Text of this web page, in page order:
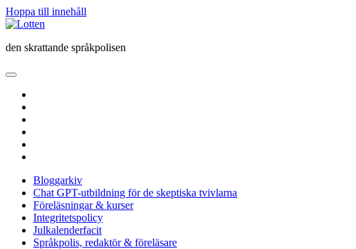
Hoppa till innehåll
Lotten
den skrattande språkpolisen
öppna
meny
Bloggarkiv
Chat GPT-utbildning för de skeptiska tvivlarna
Föreläsningar & kurser
Integritetspolicy
Julkalenderfacit
Språkpolis, redaktör & föreläsare